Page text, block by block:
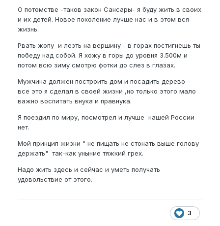
О потомстве -таков закон Сансары- я буду жить в своих
и их детей. Новое поколение лучше нас и в этом вся
жизнь.
Рвать жопу и лезть на вершину - в горах постигнешь ты
победу над собой. Я хожу в горы до уровня 3.500м и
потом всю зиму смотрю фотки до слез в глазах.
Мужчина должен построить дом и посадить дерево--
все это я сделал в своей жизни ,но только этого мало
важно воспитать внука и правнука.
Я поездил по миру, посмотрел и лучше нашей России
нет.
Мой принцип жизни " не пищать не стонать выше голову
держать" так-как уныние тяжкий грех.
Надо жить здесь и сейчас и уметь получать
удовольствие от этого.
3